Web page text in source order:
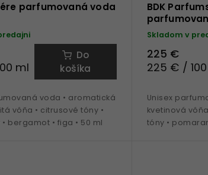
parfumovaná voda
ml
Do
košíka
voda • aromatická
vôňa • citrusové tóny •
bergamot • figa • 50 ml
BDK
Skladom v
225 €
225 € /
Unisex
kvetinová
tóny •